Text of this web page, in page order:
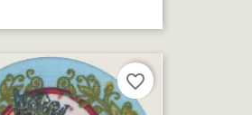
favorite_border